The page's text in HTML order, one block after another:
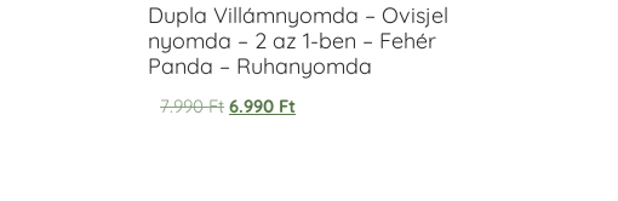
Dupla Villámnyomda – Ovisjel
nyomda – 2 az 1-ben – Fehér
Panda – Ruhanyomda
7.990Ft 6.990 Ft